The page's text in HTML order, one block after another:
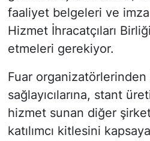
faaliyet belgeleri ve
Hizmet İhracatçıları
etmeleri gerekiyor.
Fuar
sağlayıcılarına, stant
hizmet sunan diğer
katılımcı kitlesini